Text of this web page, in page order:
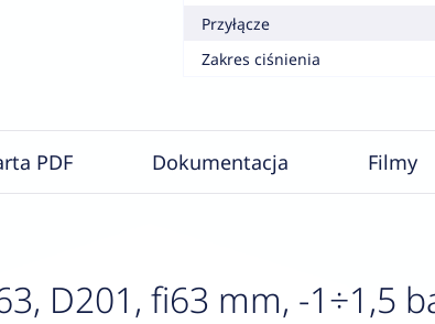
Przyłącze
Zakres ciśnienia
PDF Dokumentacja Filmy
D201, fi63 mm, -1÷1,5